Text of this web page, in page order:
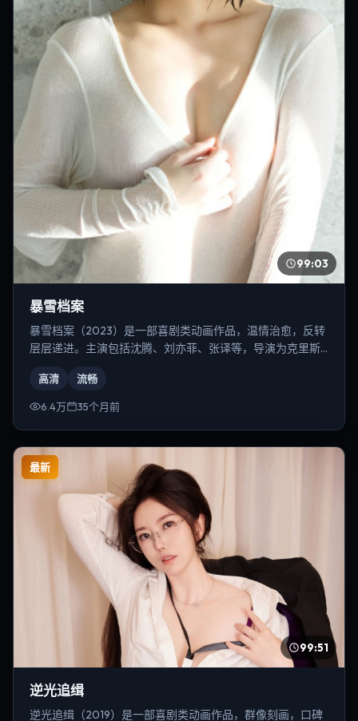
99:03
暴雪档案
暴雪档案（2023）是一部喜剧类动画作品，温情治愈，反转
层层递进。主演包括沈腾、刘亦菲、张译等，导演为克里斯
高清 流畅
6.4万 35个月前
最新
99:51
逆光追缉
逆光追缉（2019）是一部喜剧类动画作品，群像刻画，口碑